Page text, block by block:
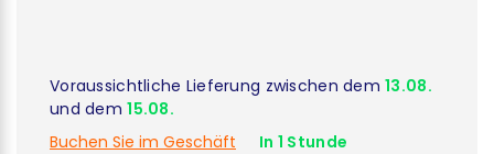
Voraussichtliche Lieferung zwischen dem13.08.
und dem15.08.
Buchen Sie im Geschäft
In 1 Stunde